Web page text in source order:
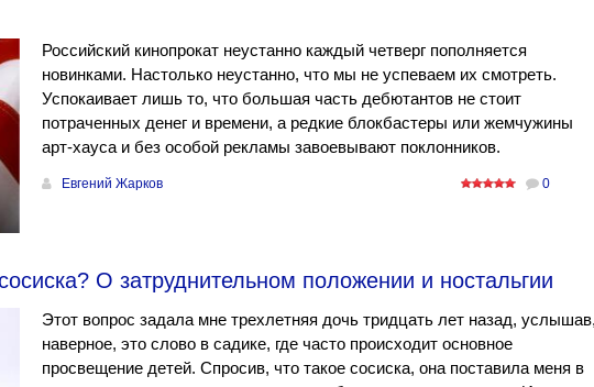
Российский кинопрокат неустанно каждый четверг пополняется
новинками. Настолько неустанно, что мы не успеваем их смотреть.
Успокаивает лишь то, что большая часть дебютантов не стоит
потраченных денег и времени, а редкие блокбастеры или жемчужины
арт-хауса и без особой рекламы завоевывают поклонников.
Евгений Жарков 0
О затруднительном положении и ностальгии
Этот вопрос задала мне трехлетняя дочь тридцать лет назад,
наверное, это слово в садике, где часто происходит основное
просвещение детей. Спросив, что такое сосиска, она поставила меня в